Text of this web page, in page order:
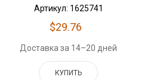
Артикул: 1625741
$29.76
Доставка за 14–20 дней
КУПИТЬ